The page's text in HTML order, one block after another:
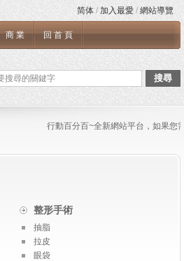
简体 / 加入最愛 /網站導覽
商業 回首頁
搜尋
行動百分百~全新網站平台，如果您
整形手術
抽脂
拉皮
眼袋